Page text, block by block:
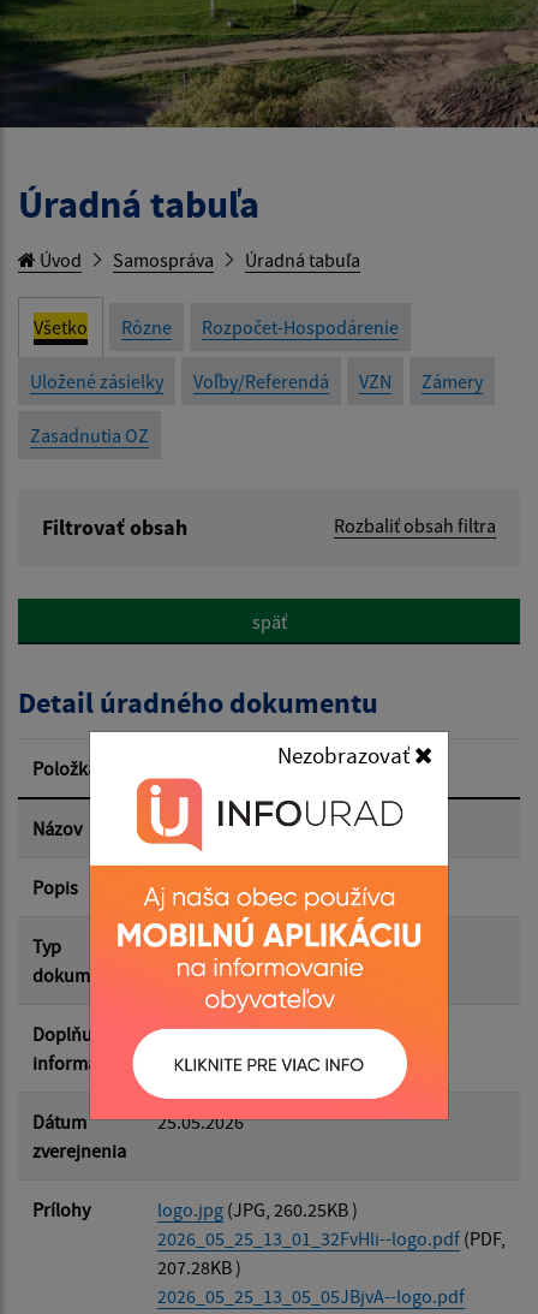
Nezobrazovať
Úradná tabuľa
Úvod Samospráva Úradná tabuľa
Všetko Rôzne Rozpočet-Hospodárenie
Uložené zásielky Voľby/Referendá VZN Zámery
Zasadnutia OZ
Filtrovať obsah Rozbaliť obsah filtra
Popis:
Dátum zverejnenia od:
Dátum zverejnenia do:
Filtrovať
späť
Detail úradného dokumentu
Položka
Názov Fond na podporu športu
Popis Plagát
Typ
dokumentu
Rôzne
Doplňujúce
informácie
Dátum
zverejnenia
25.05.2026
Prílohy logo.jpg (JPG, 260.25KB )
2026_05_25_13_01_32FvHli--logo.pdf (PDF,
207.28KB )
2026_05_25_13_05_05JBjvA--logo.pdf